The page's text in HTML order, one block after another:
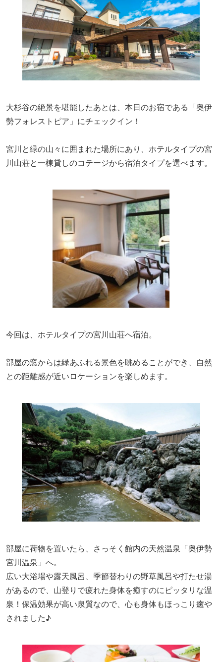
大杉谷の絶景を堪能したあとは、本日のお宿である「奥伊
勢フォレストピア」にチェックイン！
宮川と緑の山々に囲まれた場所にあり、ホテルタイプの宮
川山荘と一棟貸しのコテージから宿泊タイプを選べます。
今回は、 ホテルタイプの宮川山荘へ宿泊。
部屋の窓からは緑あふれる景色を眺めることができ、自然
との距離感が近いロケーションを楽しめます。
部屋に荷物を置いたら、 さっそく 館内の天然温泉「奥伊勢
宮川温泉」へ。
広い大浴場や露天風呂、季節替わりの野草風呂や打たせ湯
があるので、 山登り で疲れた身体を癒すのにピッタリな温
泉！保温効果が高い泉質なので、心も身体もほっこり癒や
されました♪